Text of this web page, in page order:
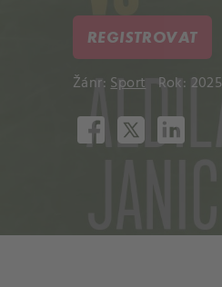
REGISTROVAT
Žánr:Sport Rok: 2025